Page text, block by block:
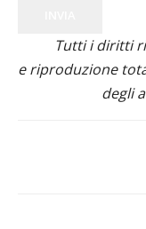
Tutti i diritti
e riproduzione
degli